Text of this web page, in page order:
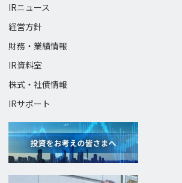
IRニュース
経営方針
財務・業績情報
IR資料室
株式・社債情報
IRサポート